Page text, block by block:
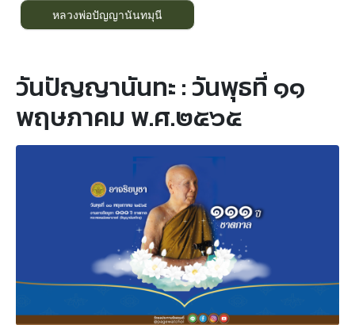
หลวงพ่อปัญญานันทมุนี
วันปัญญานันทะ : วันพุธที่ ๑๑
พฤษภาคม พ.ศ.๒๕๖๕